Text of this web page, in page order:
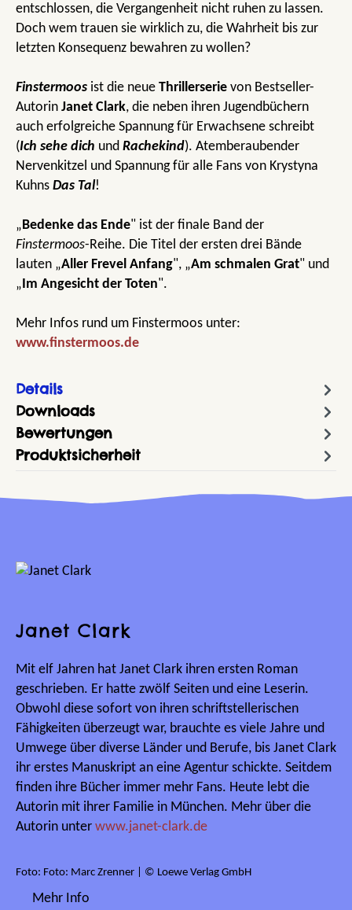
entschlossen, die Vergangenheit nicht ruhen zu lassen.
Doch wem trauen sie wirklich zu, die Wahrheit bis zur
letzten Konsequenz bewahren zu wollen?
Finstermoos ist die neue Thrillerserie von Bestseller-
Autorin Janet Clark, die neben ihren Jugendbüchern
auch erfolgreiche Spannung für Erwachsene schreibt
(Ich sehe dich und Rachekind). Atemberaubender
Nervenkitzel und Spannung für alle Fans von Krystyna
Kuhns Das Tal!
„Bedenke das Ende" ist der finale Band der
Finstermoos-Reihe. Die Titel der ersten drei Bände
lauten „Aller Frevel Anfang", „Am schmalen Grat" und
„Im Angesicht der Toten".
Mehr Infos rund um Finstermoos unter:
www.finstermoos.de
Details
Downloads
Bewertungen
Produktsicherheit
Janet Clark
Mit elf Jahren hat Janet Clark ihren ersten Roman
geschrieben. Er hatte zwölf Seiten und eine Leserin.
Obwohl diese sofort von ihren schriftstellerischen
Fähigkeiten überzeugt war, brauchte es viele Jahre und
Umwege über diverse Länder und Berufe, bis Janet Clark
ihr erstes Manuskript an eine Agentur schickte. Seitdem
finden ihre Bücher immer mehr Fans. Heute lebt die
Autorin mit ihrer Familie in München. Mehr über die
Autorin unter www.janet-clark.de
Foto: Foto: Marc Zrenner | © Loewe Verlag GmbH
Mehr Info